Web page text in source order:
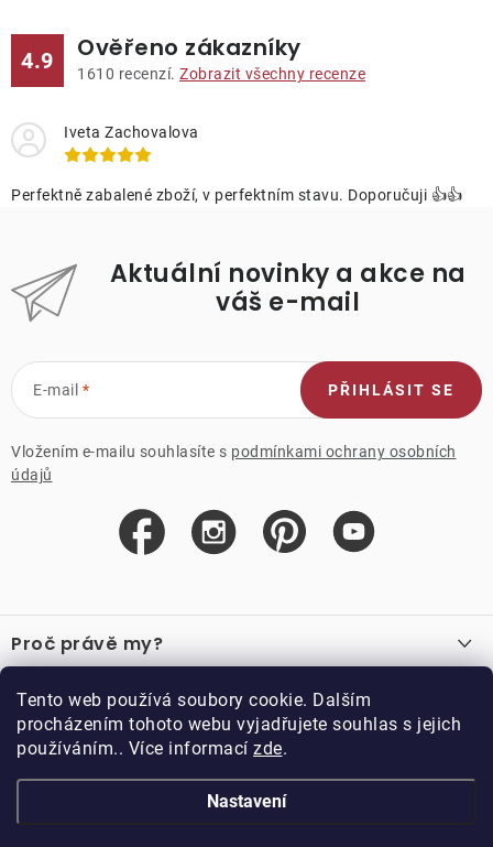
Tento web používá soubory cookie. Dalším
procházením tohoto webu vyjadřujete souhlas s jejich
používáním.. Více informací zde.
Nastavení
4.9 Ověřeno zákazníky
1610 recenzí. Zobrazit všechny recenze
Iveta Zachovalova
Perfektně zabalené zboží, v perfektním stavu. Doporučuji 👍👍
Aktuální novinky a akce na
váš e-mail
E-mail
Vložením e-mailu souhlasíte s podmínkami ochrany osobních
údajů
PŘIHLÁSIT SE
á
p
a
Proč právě my?
Recenze
Důležité odkazy
Velkoobchod
Vzorková prodejna
Kariéra
O nákupu
Obchodní podmínky